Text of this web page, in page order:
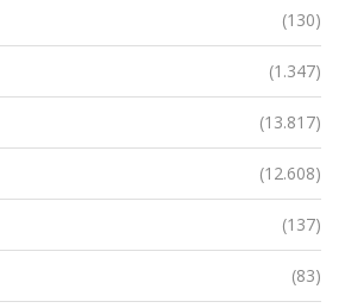
(130)
(1.347)
(13.817)
(12.608)
(137)
(83)